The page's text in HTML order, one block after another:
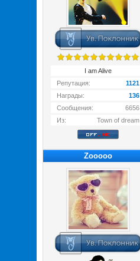
I am Alive
Репутация:
1121
Награды:
136
Сообщения:
6656
Из:
Town of dream
Zooooo